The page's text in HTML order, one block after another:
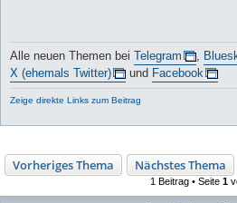
Alle neuen Themen bei Telegram ,
X (ehemals Twitter)
und Facebook
Zeige direkte Links zum Beitrag
Vorheriges Thema Nächstes Thema
1 Beitrag • Seite 1